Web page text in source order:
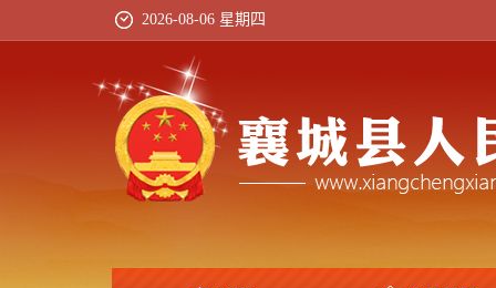
2026-08-06 星期四